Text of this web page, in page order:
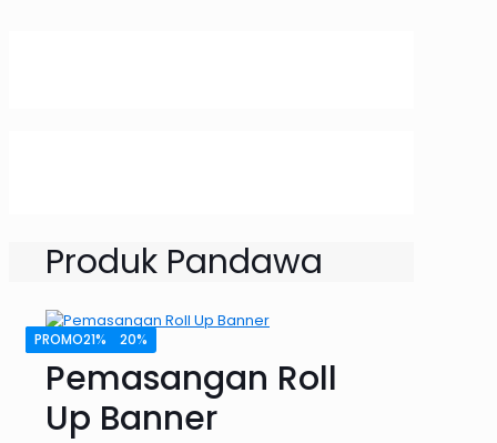
Produk Pandawa
PROMO20%
Pemasangan Roll
Up Banner
PROMO12%
PROMO37%
PROMO13%
PROMO33%
PROMO21%